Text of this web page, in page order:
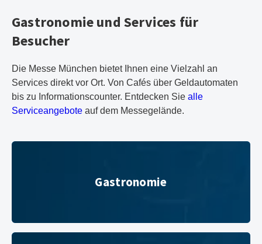
Gastronomie und Services für
Besucher
Die Messe München bietet Ihnen eine Vielzahl an
Services direkt vor Ort. Von Cafés über Geldautomaten
bis zu Informationscounter. Entdecken Sie alle
Serviceangebote auf dem Messegelände.
Gastronomie
Gastronomie
Weitere Services für Besucher